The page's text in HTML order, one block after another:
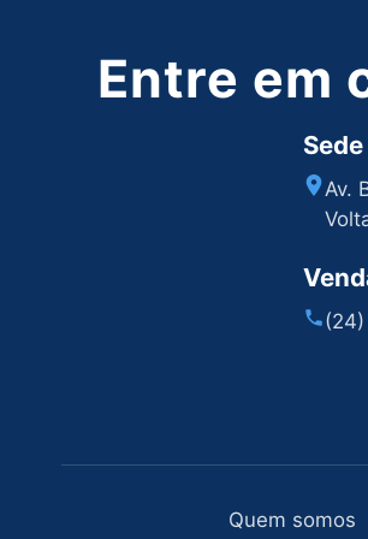
Entre em
Av.
Quem somos